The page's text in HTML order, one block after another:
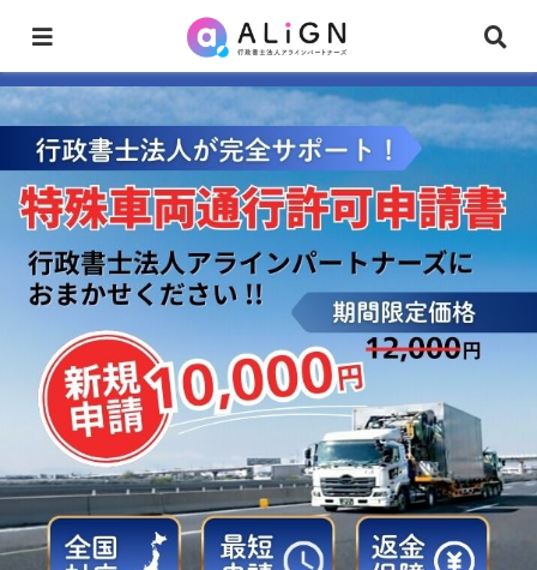
特殊車両通行許可申請はお任せください！